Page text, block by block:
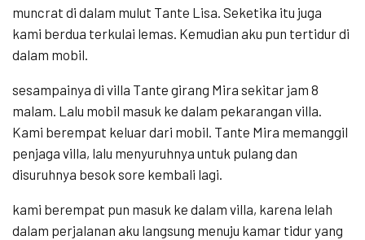
muncrat di dalam mulut Tante Lisa. Seketika itu juga
kami berdua terkulai lemas. Kemudian aku pun tertidur di
dalam mobil.
sesampainya di villa Tante girang Mira sekitar jam 8
malam. Lalu mobil masuk ke dalam pekarangan villa.
Kami berempat keluar dari mobil. Tante Mira memanggil
penjaga villa, lalu menyuruhnya untuk pulang dan
disuruhnya besok sore kembali lagi.
kami berempat pun masuk ke dalam villa, karena lelah
dalam perjalanan aku langsung menuju kamar tidur yang